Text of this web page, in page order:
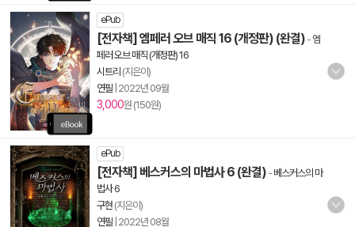
ePub
[전자책] 엠페러 오브 매직 16 (개정판) (완결) - 엠
페러 오브 매직 (개정판) 16
시트리 (지은이)
연필 2022년 09월
3,000원 (150원)
ePub
[전자책] 베스커스의 마법사 6 (완결) - 베스커스의 마
법사 6
구현 (지은이)
연필 2022년 08월